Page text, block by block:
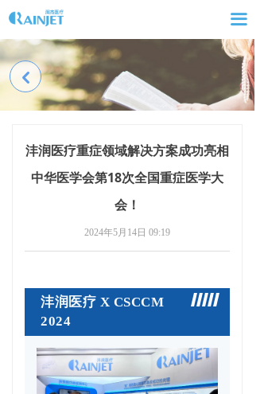
끀
网站首页
走进润杰
产品及解决方案
服务与支持
沣润医疗重症领域解决方案成功亮相
中华医学会第18次全国重症医学大
会！
沣润医疗 X CSCCM
2024
0
2
2024年5月14日 09:19
낒